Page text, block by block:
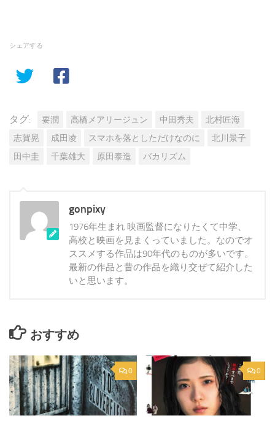
シェアする
タグ: 要潤 高橋メアリージュン 中田秀夫
北村匠海
志賀晃
成田凌 スマホを落としただけなのに
北川景子
田中圭
千葉雄大 原田泰造 バカリズム
gonpixy
1976年生まれ 映画監督になりたくて中学、
高校と映画を見まくっていました。なのでオ
ススメする作品は90年代のものが多いです。
最新の作品と昔の作品を織り交ぜて紹介した
いと思います。
おすすめ
0 0